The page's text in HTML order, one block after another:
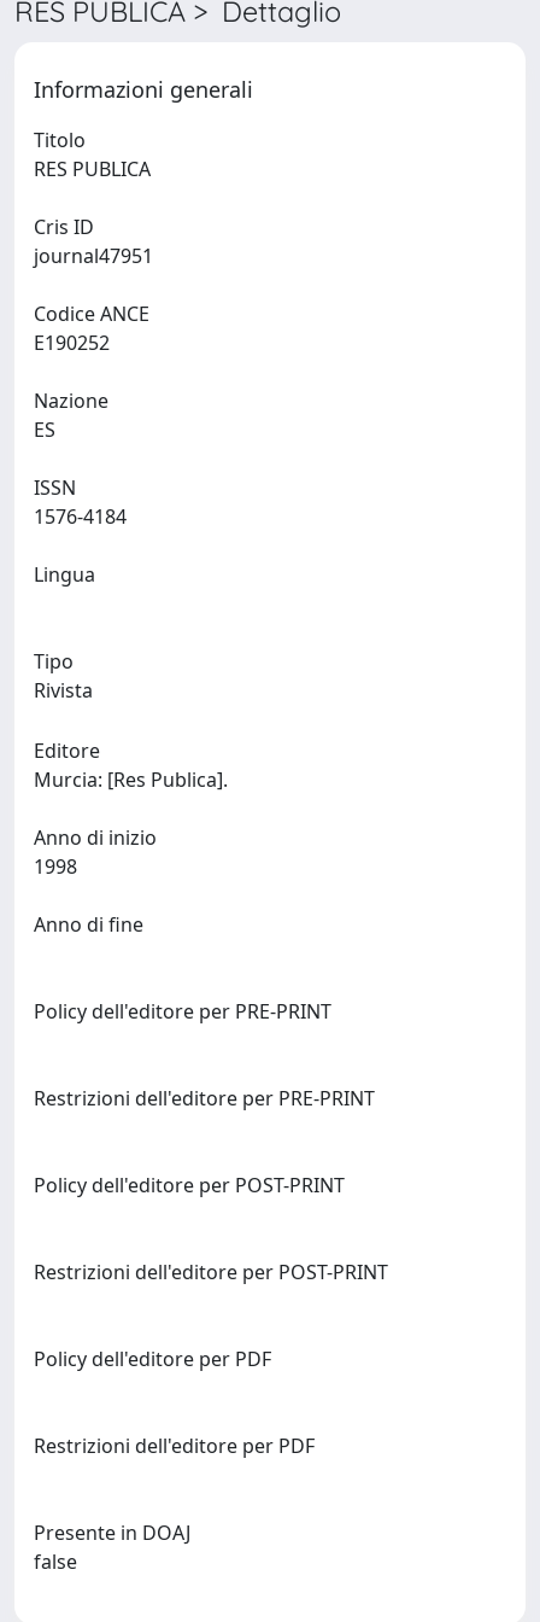
RES PUBLICA > Dettaglio
Informazioni generali
Titolo
Cris ID
Codice ANCE
Nazione
ISSN
Lingua
Tipo
Rivista
Editore
Anno di inizio
Anno di fine
Policy dell'editore per PRE-PRINT
Restrizioni dell'editore per PRE-PRINT
Policy dell'editore per POST-PRINT
Restrizioni dell'editore per POST-PRINT
Policy dell'editore per PDF
Restrizioni dell'editore per PDF
Presente in DOAJ